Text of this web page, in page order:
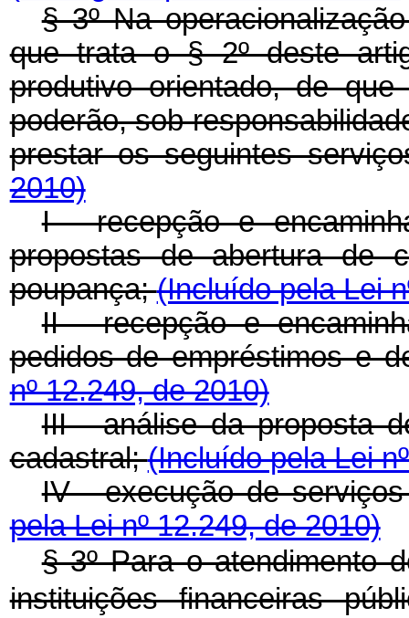
§ 3º Na
que trata o § 2º deste
produtivo orientado, de
poderão, sob
prestar os seguintes
2010)
I - recepção e
propostas de abertura de
poupança;(Incluído pela Lei
II - recepção e
pedidos de empréstimos e
nº 12.249, de 2010)
III - análise da proposta
cadastral;(Incluído pela Lei
IV - execução de
pela Lei nº 12.249, de 2010)
§ 3º Para o atendimento
instituições financeiras